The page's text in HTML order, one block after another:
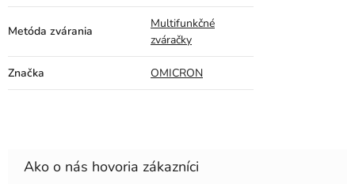
Metóda zvárania
Multifunkčné
zváračky
Značka OMICRON